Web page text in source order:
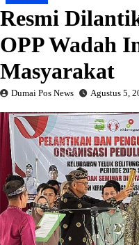
Resmi
OPP Wadah
Masyarakat
Dumai Pos News Agustus 5,